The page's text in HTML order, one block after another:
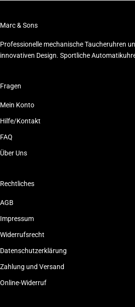
Marc & Sons
Professionelle mechanische Taucheruhren
innovativen Design. Sportliche
Fragen
Mein Konto
Hilfe/Kontakt
FAQ
Über Uns
Rechtliches
AGB
Impressum
Widerrufsrecht
Datenschutzerklärung
Zahlung und Versand
Online-Widerruf